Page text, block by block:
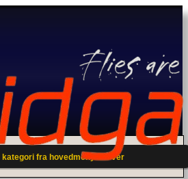
kategori fra hovedmenyen over